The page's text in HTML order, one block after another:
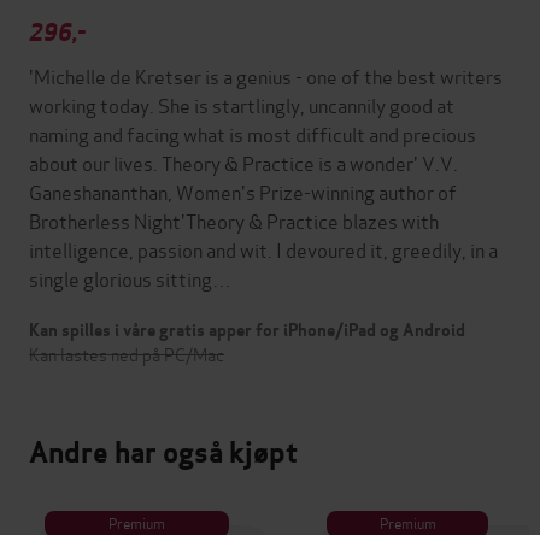
296,-
'Michelle de Kretser is a genius - one of the best writers
working today. She is startlingly, uncannily good at
naming and facing what is most difficult and precious
about our lives. Theory & Practice is a wonder' V.V.
Ganeshananthan, Women's Prize-winning author of
Brotherless Night'Theory & Practice blazes with
intelligence, passion and wit. I devoured it, greedily, in a
single glorious sitting…
Kan spilles i våre gratis apper for iPhone/iPad og Android
Kan lastes ned på PC/Mac
Andre har også kjøpt
Premium
Premium